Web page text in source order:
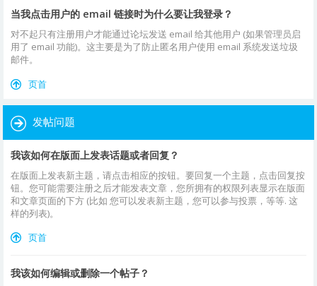
当我点击用户的 email 链接时为什么要让我登录？
对不起只有注册用户才能通过论坛发送 email 给其他用户 (如果管理员启
用了 email 功能)。这主要是为了防止匿名用户使用 email 系统发送垃圾
邮件。
页首
发帖问题
我该如何在版面上发表话题或者回复？
在版面上发表新主题，请点击相应的按钮。要回复一个主题，点击回复按
钮。您可能需要注册之后才能发表文章，您所拥有的权限列表显示在版面
和文章页面的下方 (比如 您可以发表新主题，您可以参与投票，等等. 这
样的列表)。
页首
我该如何编辑或删除一个帖子？